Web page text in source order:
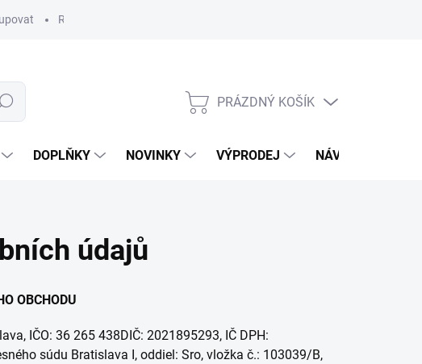
Reklamační řád
NÁKUPNÍ
PRÁZDNÝ KOŠÍK
DOPLŇKY NOVINKY VÝPRODEJ NÁVODY
údajů
OBCHODU
IČO: 36 265 438DIČ: 2021895293, IČ DPH:
súdu Bratislava I, oddiel: Sro, vložka č.: 103039/B,